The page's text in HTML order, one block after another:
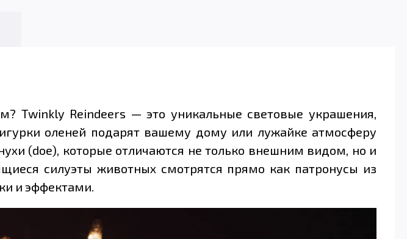
Twinkly Reindeers — это уникальные световые украшения,
оленей подарят вашему дому или лужайке атмосферу
(doe), которые отличаются не только внешним видом, но и
силуэты животных смотрятся прямо как патронусы из
и эффектами.